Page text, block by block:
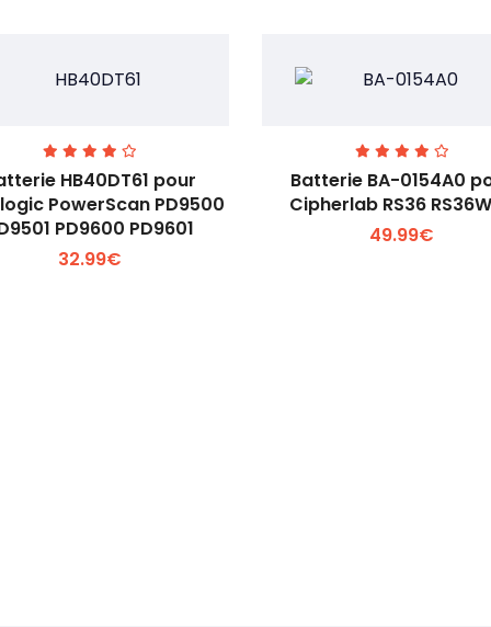
Voir plus +
HB40DT61 pour
PowerScan PD9500
PD9600 PD9601
32.99€
Voir plus +
Batterie BA-0154A0
Cipherlab RS36
49.99€